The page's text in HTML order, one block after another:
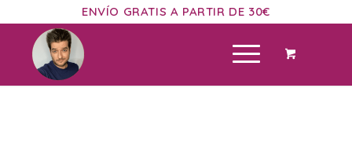
ENVÍO GRATIS A PARTIR DE 30€